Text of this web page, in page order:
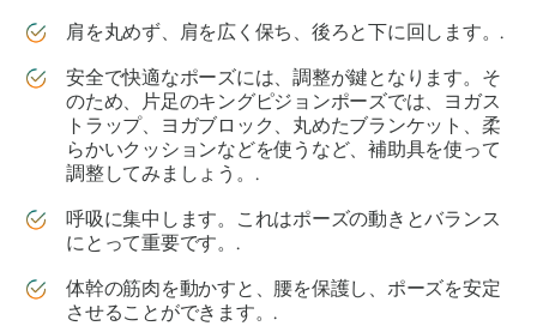
肩を丸めず、肩を広く保ち、後ろと下に回します。.
安全で快適なポーズには、調整が鍵となります。そ
のため、片足のキングピジョンポーズでは、ヨガス
トラップ、ヨガブロック、丸めたブランケット、柔
らかいクッションなどを使うなど、補助具を使って
調整してみましょう。.
呼吸に集中します。これはポーズの動きとバランス
にとって重要です。.
体幹の筋肉を動かすと、腰を保護し、ポーズを安定
させることができます。.